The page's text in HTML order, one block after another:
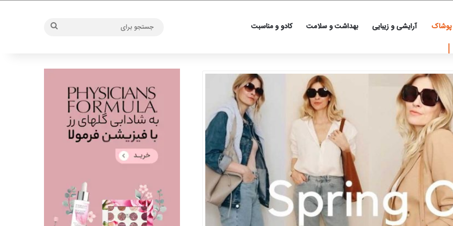
آرایشی و زیبایی بهداشت و سلامت کادو و مناسبت
جستجو